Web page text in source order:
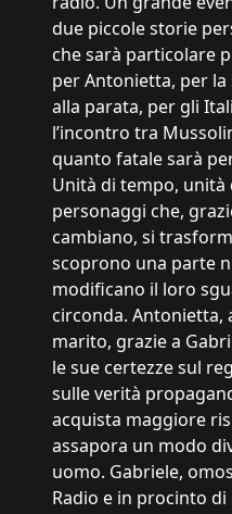
due piccole storie
che sarà particolare
per Antonietta, per la
alla parata, per gli
l’incontro tra
quanto fatale sarà
Unità di tempo, unità
personaggi che,
cambiano, si
scoprono una parte
modificano il loro
circonda. Antonietta,
marito, grazie a
le sue certezze sul
sulle verità
acquista maggiore
assapora un modo
uomo. Gabriele,
Radio e in procinto